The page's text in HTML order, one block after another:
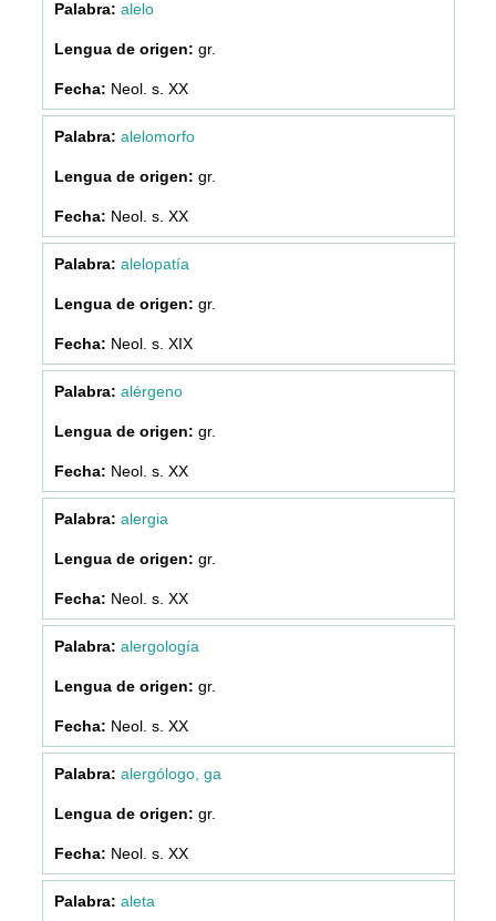
alelo
gr.
Neol. s. XX
alelomorfo
gr.
Neol. s. XX
alelopatía
gr.
Neol. s. XIX
alérgeno
gr.
Neol. s. XX
alergia
gr.
Neol. s. XX
alergología
gr.
Neol. s. XX
alergólogo, ga
gr.
Neol. s. XX
aleta